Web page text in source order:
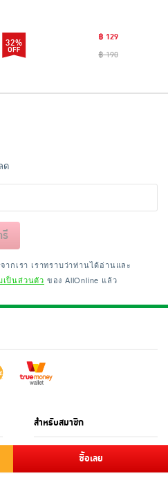
ซื้อเลย
32%
฿ 129
฿ 190
ด
กเรา เราทราบว่าท่านได้อ่านและ
เป็นส่วนตัว ของ AllOnline แล้ว
สำหรับสมาชิก